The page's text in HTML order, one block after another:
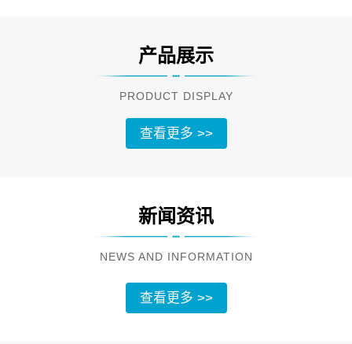
产品展示
PRODUCT DISPLAY
查看更多 >>
新闻资讯
NEWS AND INFORMATION
查看更多 >>